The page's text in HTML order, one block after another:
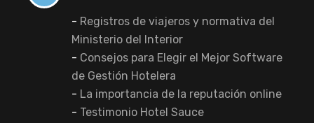
- Registros de viajeros y normativa del
Ministerio del Interior
- Consejos para Elegir el Mejor Software
de Gestión Hotelera
- La importancia de la reputación online
- Testimonio Hotel Sauce